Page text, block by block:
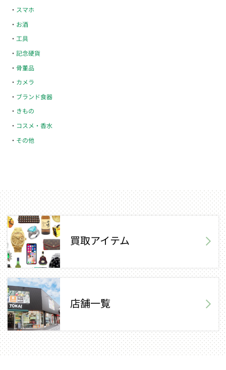
スマホ
お酒
工具
記念硬貨
骨董品
カメラ
ブランド食器
きもの
コスメ・香水
その他
買取アイテム
店舗一覧